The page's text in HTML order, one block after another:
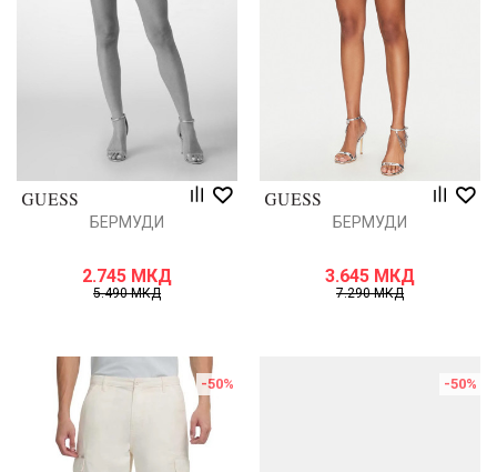
БЕРМУДИ
2.745 МКД
5.490МКД
БЕРМУДИ
3.645 МКД
7.290МКД
-50% -50%